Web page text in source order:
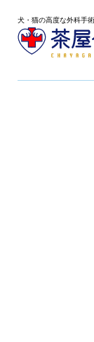
犬・猫の高度な外科手